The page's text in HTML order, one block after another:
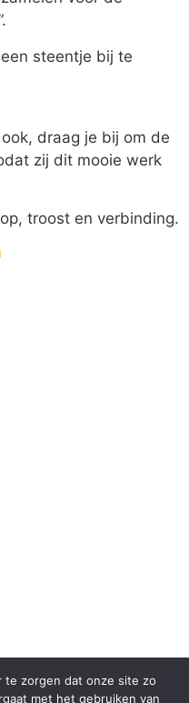
steentje bij te
draag je bij om de
zij dit mooie werk
troost en verbinding.
Kanker je Raakt.
te zorgen dat onze site zo
met het gebruiken van